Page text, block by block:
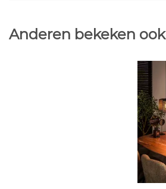
Anderen bekeken ook